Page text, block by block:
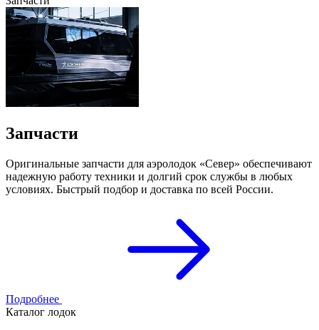
Запчасти
Оригинальные запчасти для аэролодок «Север» обеспечивают
надежную работу техники и долгий срок службы в любых
условиях. Быстрый подбор и доставка по всей России.
Подробнее
Каталог лодок